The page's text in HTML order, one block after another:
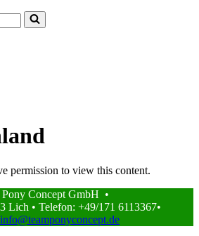
permission to view this content.
Pony Concept GmbH •
Lich • Telefon: +49/171 6113367•
info@teamponyconcept.de